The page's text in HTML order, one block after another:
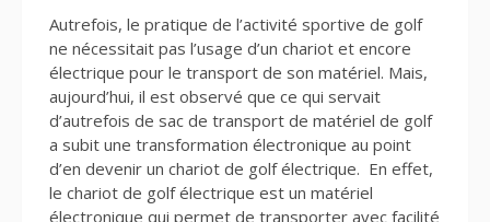
Autrefois, le pratique de l’activité sportive de golf
ne nécessitait pas l’usage d’un chariot et encore
électrique pour le transport de son matériel. Mais,
aujourd’hui, il est observé que ce qui servait
d’autrefois de sac de transport de matériel de golf
a subit une transformation électronique au point
d’en devenir un chariot de golf électrique. En effet,
le chariot de golf électrique est un matériel
électronique qui permet de transporter avec facilité